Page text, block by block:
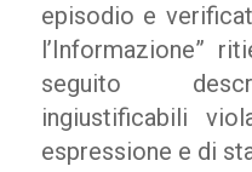
episodio e
l’Informazione”
seguito
ingiustificabili
espressione e di